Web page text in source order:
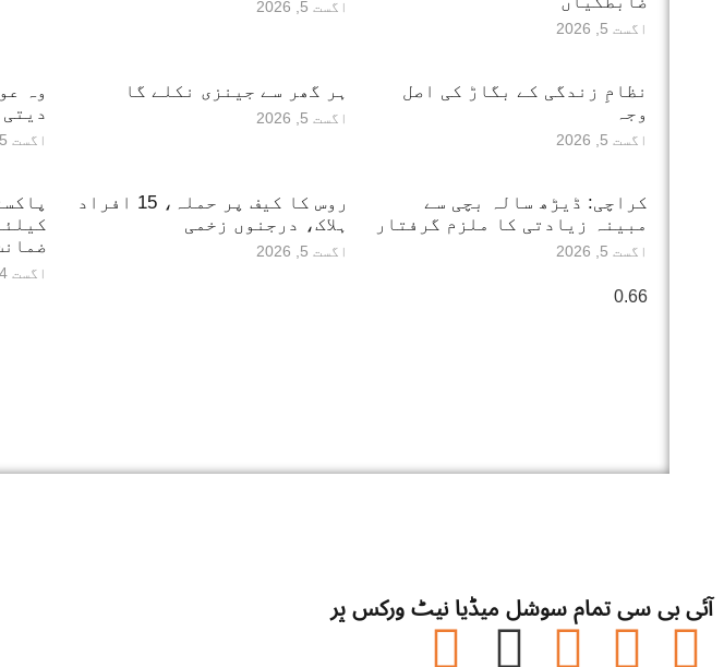
اگست 5, 2026
اگست 5, 2026
نظامِ زندگی کے بگاڑ کی اصل
وجہ
اگست 5, 2026
ہر گھر سے جینزی نکلے گا
اگست 5, 2026
وہ
دیتی
اگست 5, 2026
کراچی: ڈیڑھ سالہ بچی سے
مبینہ زیادتی کا ملزم گرفتار
اگست 5, 2026
روس کا کیف پر حملہ، 15 افراد
ہلاک، درجنوں زخمی
اگست 5, 2026
اگست 4, 2026
آئی بی سی تمام سوشل میڈیا نیٹ ورکس پر